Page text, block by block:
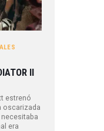
II
estrenó
oscarizada
necesitaba
era